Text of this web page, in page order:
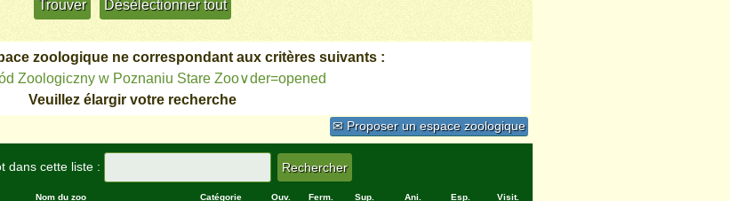
zoologique ne correspondant aux critères suivants :
Zoologiczny w Poznaniu Stare Zoo∨der=opened
Veuillez élargir votre recherche
✉ Proposer un espace zoologique
dans cette liste :
Nom du zoo
Catégorie
Ouv.
Ferm.
Sup.
Ani.
Esp.
Visit.